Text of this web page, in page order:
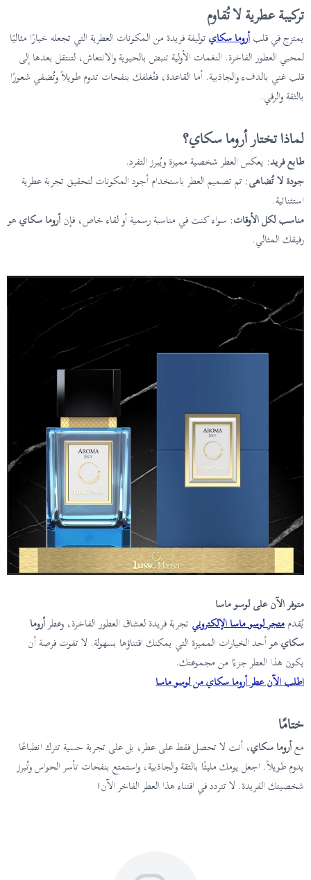
تركيبة عطرية لا تُقاوم
يمتزج في قلبأروما سكايتوليفة فريدة من المكونات العطرية التي تجعله خيارًا مثاليًا
لمحبي العطور الفاخرة. النغمات الأولية تنبض بالحيوية والانتعاش، لتنتقل بعدها إلى
قلب غني بالدفء والجاذبية. أما القاعدة، فتُغلفك بنفحات تدوم طويلاً وتُضفي شعورًا
بالثقة والرقي.
لماذا تختار أروما سكاي؟
طابع فريد: يعكس العطر شخصية مميزة ويُبرز التفرد.
جودة لا تُضاهى: تم تصميم العطر باستخدام أجود المكونات لتحقيق تجربة عطرية
استثنائية.
مناسب لكل الأوقات: سواء كنت في مناسبة رسمية أو لقاء خاص، فإنأروما سكايهو
رفيقك المثالي.
متوفر الآن على لوسو ماسا
يُقدممتجر لوسو ماسا الإلكتروني تجربة فريدة لعشاق العطور الفاخرة، وعطرأروما
سكايهو أحد الخيارات المميزة التي يمكنك اقتناؤها بسهولة. لا تفوت فرصة أن
يكون هذا العطر جزءًا من مجموعتك.
اطلب الآن عطر أروما سكاي من لوسو ماسا
ختامًا
معأروما سكاي، أنت لا تحصل فقط على عطر، بل على تجربة حسية تترك انطباعًا
يدوم طويلاً. اجعل يومك مليئًا بالثقة والجاذبية، واستمتع بنفحات تأسر الحواس وتُبرز
شخصيتك الفريدة. لا تتردد في اقتناء هذا العطر الفاخر الآن!